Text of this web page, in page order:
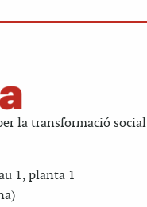
la transformació social
1, planta 1